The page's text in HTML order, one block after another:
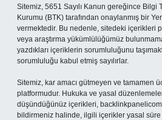
Sitemiz, 5651 Sayılı Kanun gereğince Bilgi
Kurumu (BTK) tarafından onaylanmış bir
vermektedir. Bu nedenle, sitedeki içerikleri
veya araştırma yükümlülüğümüz
yazdıkları içeriklerin sorumluluğunu
sorumluluğu kabul etmiş sayılırlar.
Sitemiz, kar amacı gütmeyen ve tamamen
platformudur. Hukuka ve yasal
düşündüğünüz içerikleri,
bildirmeniz halinde, ilgili içerikler yasal